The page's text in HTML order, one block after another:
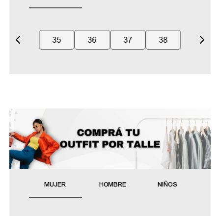
35 36 37 38
MUJER HOMBRE NIÑOS